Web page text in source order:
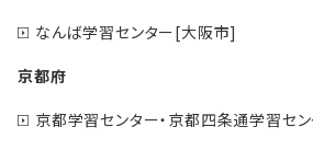
なんば学習センター[大阪市]
京都府
京都学習センター・京都四条通学習セ